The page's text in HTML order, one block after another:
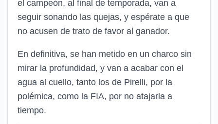
el campeón, al final de temporada, van a
seguir sonando las quejas, y espérate a que
no acusen de trato de favor al ganador.
En definitiva, se han metido en un charco sin
mirar la profundidad, y van a acabar con el
agua al cuello, tanto los de Pirelli, por la
polémica, como la FIA, por no atajarla a
tiempo.